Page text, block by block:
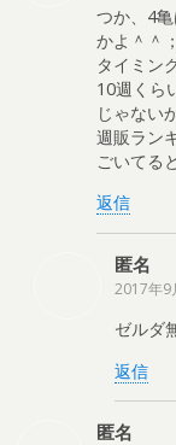
つか、4
かよ＾＾；
タイミン
10週くら
じゃない
週販ラン
ごいてる
返信
匿名
2017年9
ゼルダ
返信
匿名